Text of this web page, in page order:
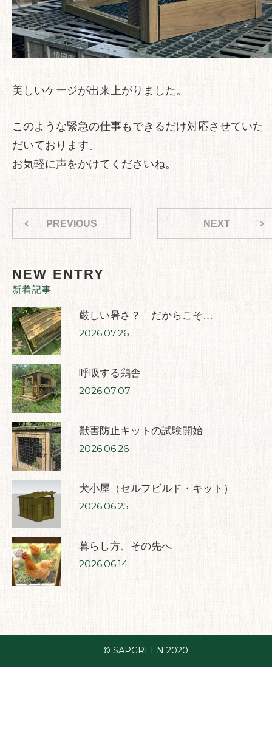
美しいケージが出来上がりました。
このような緊急の仕事もできるだけ対応させていた
だいております。
お気軽に声をかけてくださいね。
PREVIOUS NEXT
NEW ENTRY
新着記事
厳しい暑さ？ だからこそ…
2026.07.26
呼吸する鶏舎
2026.07.07
獣害防止キットの試験開始
2026.06.26
犬小屋（セルフビルド・キット）
2026.06.25
暮らし方、その先へ
2026.06.14
© SAPGREEN 2020